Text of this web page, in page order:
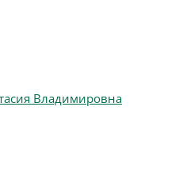
Владимировна